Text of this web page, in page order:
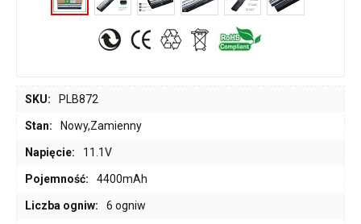
SKU: PLB872
Stan: Nowy,Zamienny
Napięcie: 11.1V
Pojemność: 4400mAh
Liczba ogniw: 6 ogniw